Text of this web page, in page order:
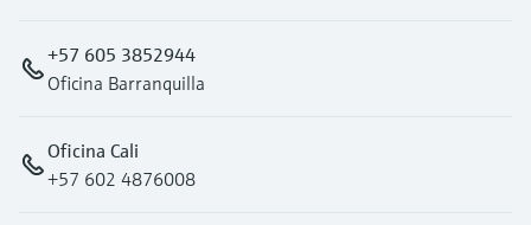
+57 605 3852944
Oficina Barranquilla
Oficina Cali
+57 602 4876008